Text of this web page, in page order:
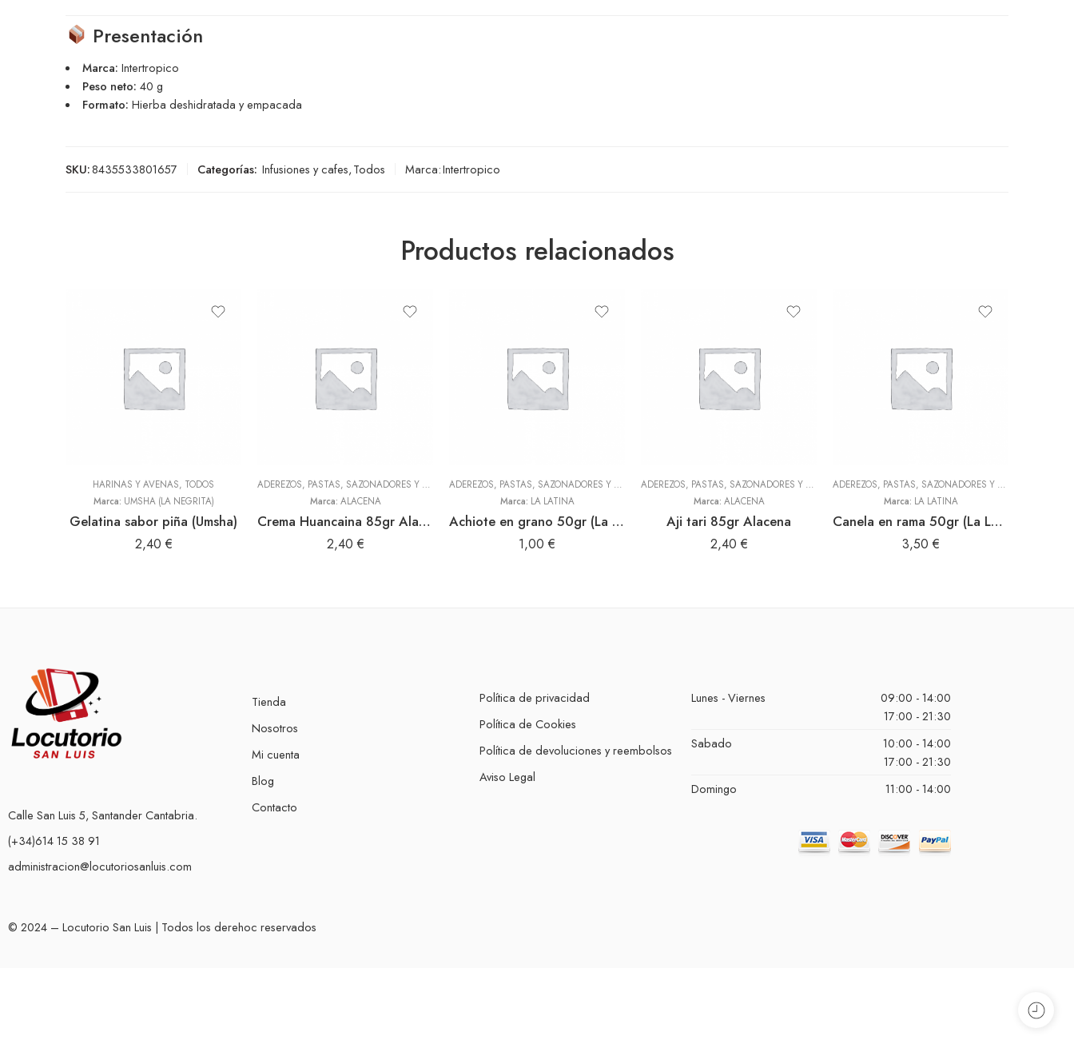
Presentación
Marca: Intertropico
Peso neto: 40 g
Formato: Hierba deshidratada y empacada
SKU:8435533801657 Categorías: Infusiones y cafes,Todos Marca:Intertropico
Productos relacionados
HARINAS Y AVENAS, TODOS
Marca: UMSHA (LA NEGRITA)
Gelatina sabor piña (Umsha)
2,40 €
ADEREZOS, PASTAS, SAZONADORES Y CONDIMENTOS ,TODOS
Marca: ALACENA
Crema Huancaina 85gr Alacena
2,40 €
ADEREZOS, PASTAS, SAZONADORES Y CONDIMENTOS ,LEGUMBRES, GRANOS Y SECOS
TODOS
Marca: LA LATINA
Achiote en grano 50gr (La Latina)
1,00 €
ADEREZOS, PASTAS, SAZONADORES Y CONDIMENTOS ,TODOS
Marca: ALACENA
Aji tari 85gr Alacena
2,40 €
ADEREZOS, PASTAS, SAZONADORES Y CONDIMENTOS
Marca: LA LATINA
Canela en rama 50gr (La Latina)
3,50 €
Calle San Luis 5, Santander Cantabria.
(+34)614 15 38 91
administracion@locutoriosanluis.com
Tienda
Nosotros
Mi cuenta
Blog
Contacto
Política de privacidad
Política de Cookies
Política de devoluciones y reembolsos
Aviso Legal
Lunes - Viernes
09:00 - 14:00
17:00 - 21:30
Sabado
10:00 - 14:00
17:00 - 21:30
Domingo
11:00 - 14:00
© 2024 – Locutorio San Luis | Todos los derehoc reservados